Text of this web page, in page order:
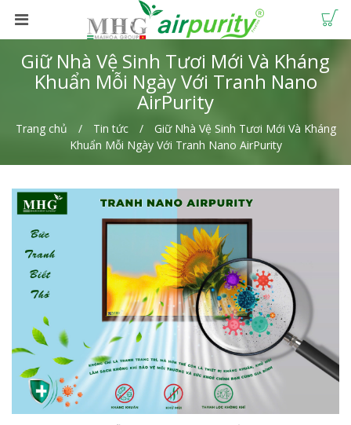
Giữ Nhà Vệ Sinh Tươi Mới Và Kháng
Khuẩn Mỗi Ngày Với Tranh Nano
AirPurity
Trang chủ Tin tức
Giữ Nhà Vệ Sinh Tươi Mới Và Kháng
Khuẩn Mỗi Ngày Với Tranh Nano AirPurity